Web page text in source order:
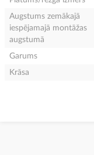
Augstums zemākajā
iespējamajā montāžas
augstumā
Garums
Krāsa